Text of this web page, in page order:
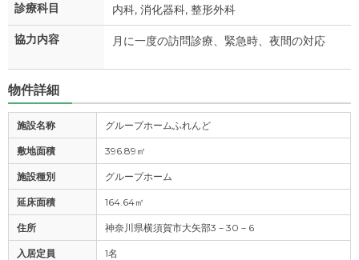
診療科目 内科, 消化器科, 整形外科
協力内容 月に一度の訪問診療、緊急時、夜間の対応
物件詳細
施設名称 グループホームふれんど
敷地面積 396.89㎡
施設種別 グループホーム
延床面積 164.64㎡
住所 神奈川県横須賀市大矢部3－30－6
入居定員 1名